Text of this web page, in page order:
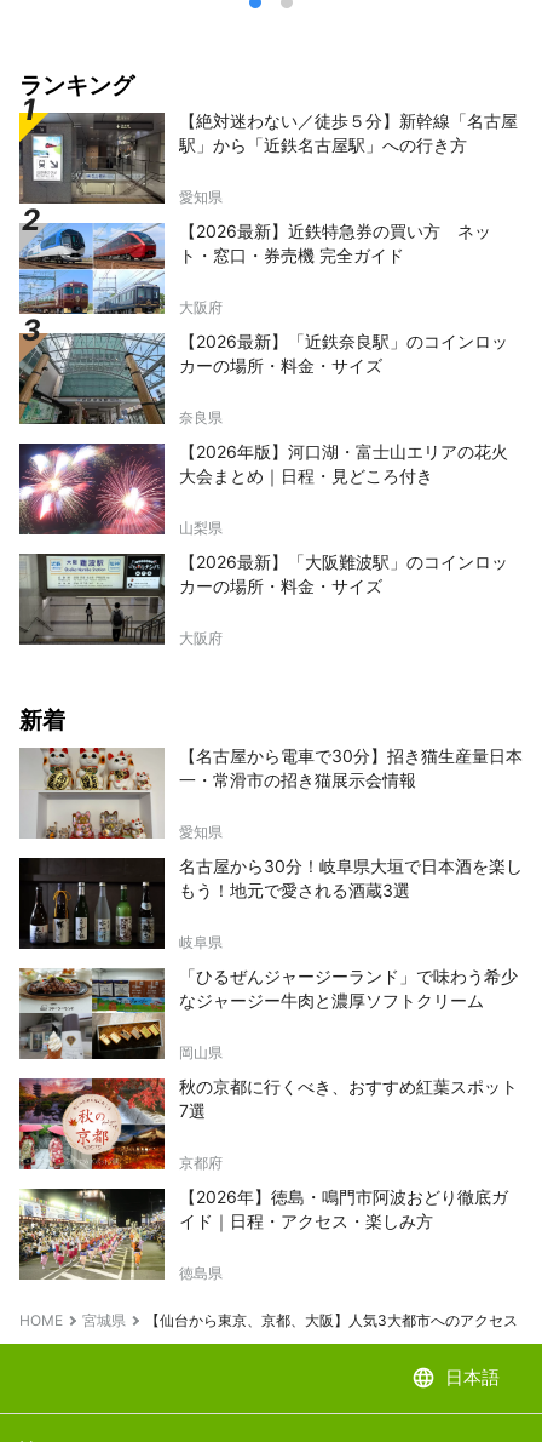
ランキング
【絶対迷わない／徒歩５分】新幹線「名古屋
駅」から「近鉄名古屋駅」への行き方
愛知県
【2026最新】近鉄特急券の買い方 ネッ
ト・窓口・券売機 完全ガイド
大阪府
【2026最新】「近鉄奈良駅」のコインロッ
カーの場所・料金・サイズ
奈良県
【2026年版】河口湖・富士山エリアの花火
大会まとめ｜日程・見どころ付き
山梨県
【2026最新】「大阪難波駅」のコインロッ
カーの場所・料金・サイズ
大阪府
新着
【名古屋から電車で30分】招き猫生産量日本
一・常滑市の招き猫展示会情報
愛知県
名古屋から30分！岐阜県大垣で日本酒を楽し
もう！地元で愛される酒蔵3選
岐阜県
「ひるぜんジャージーランド」で味わう希少
なジャージー牛肉と濃厚ソフトクリーム
岡山県
秋の京都に行くべき、おすすめ紅葉スポット
7選
京都府
【2026年】徳島・鳴門市阿波おどり徹底ガ
イド｜日程・アクセス・楽しみ方
徳島県
HOME 宮城県 【仙台から東京、京都、大阪】人気3大都市へのアクセス
language 日本語